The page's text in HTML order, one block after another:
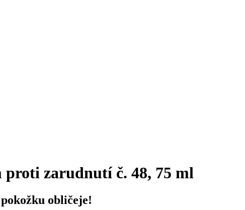
zarudnutí č. 48, 75 ml
obličeje!